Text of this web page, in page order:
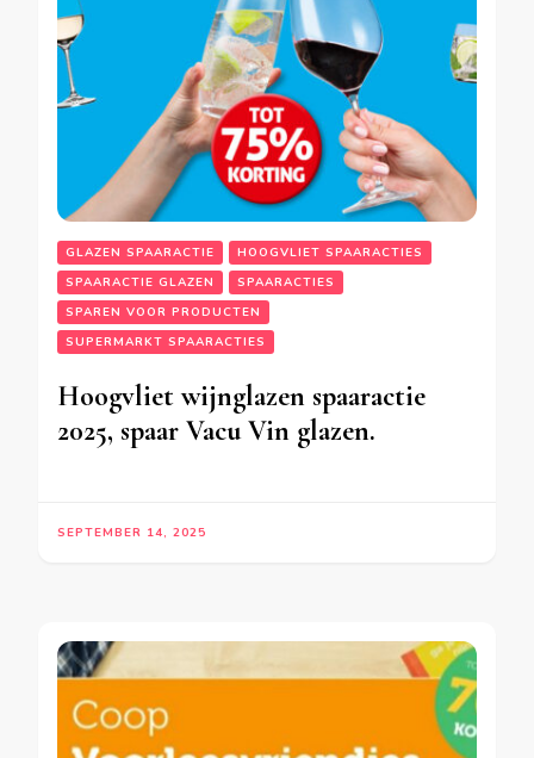
GLAZEN SPAARACTIE
HOOGVLIET SPAARACTIES
SPAARACTIE GLAZEN
SPAARACTIES
SPAREN VOOR PRODUCTEN
SUPERMARKT SPAARACTIES
Hoogvliet wijnglazen spaaractie
2025, spaar Vacu Vin glazen.
SEPTEMBER 14, 2025